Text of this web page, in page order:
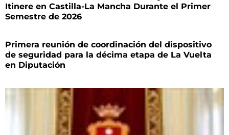
Itinere en Castilla-La Mancha Durante el Primer
Semestre de 2026
Primera reunión de coordinación del dispositivo
de seguridad para la décima etapa de La Vuelta
en Diputación